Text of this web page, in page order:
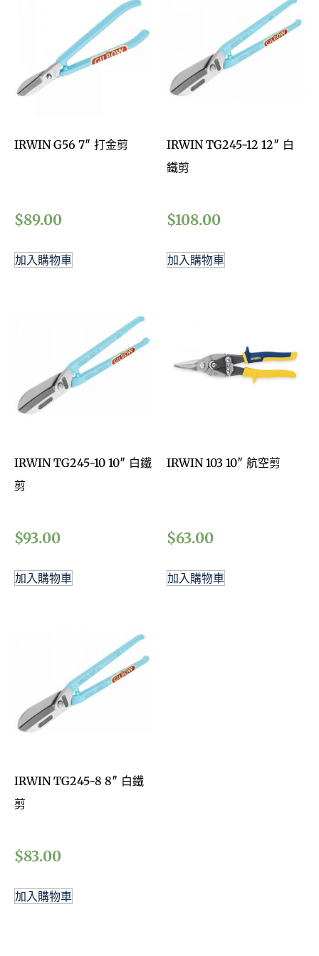
IRWIN G56 7″ 打金剪
$89.00
加入購物車
IRWIN TG245-12 12″ 白
鐵剪
$108.00
加入購物車
IRWIN TG245-10 10″ 白鐵
剪
$93.00
加入購物車
IRWIN 103 10″ 航空剪
$63.00
加入購物車
IRWIN TG245-8 8″ 白鐵
剪
$83.00
加入購物車